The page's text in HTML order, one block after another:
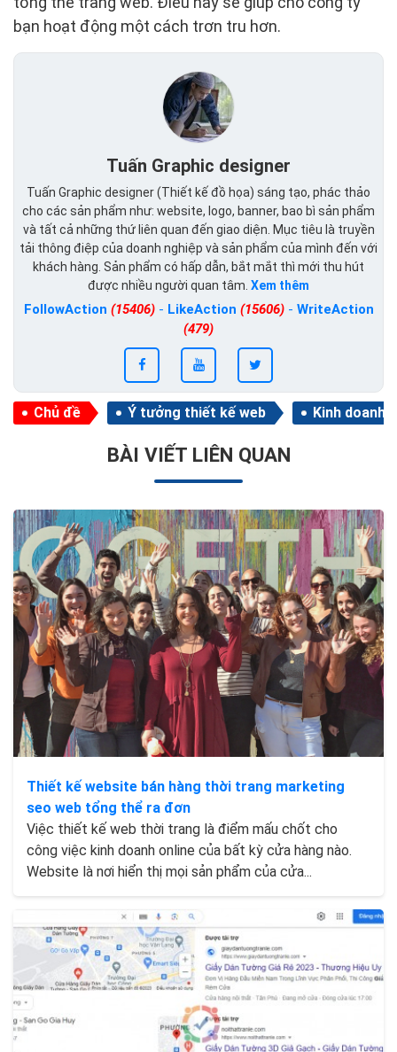
bạn hoạt động một cách trơn tru hơn.
Tuấn Graphic designer
Tuấn Graphic designer (Thiết kế đồ họa) sáng tạo, phác thảo
cho các sản phẩm như: website, logo, banner, bao bì sản phẩm
và tất cả những thứ liên quan đến giao diện. Mục tiêu là truyền
tải thông điệp của doanh nghiệp và sản phẩm của mình đến với
khách hàng. Sản phẩm có hấp dẫn, bắt mắt thì mới thu hút
được nhiều người quan tâm. Xem thêm
FollowAction (15406)- LikeAction (15606)- WriteAction
(479)
Chủ đề Ý tưởng thiết kế web Kinh doanh
BÀI VIẾT LIÊN QUAN
Thiết kế website bán hàng thời trang marketing
seo web tổng thể ra đơn
Việc thiết kế web thời trang là điểm mấu chốt cho
công việc kinh doanh online của bất kỳ cửa hàng nào.
Website là nơi hiển thị mọi sản phẩm của cửa...